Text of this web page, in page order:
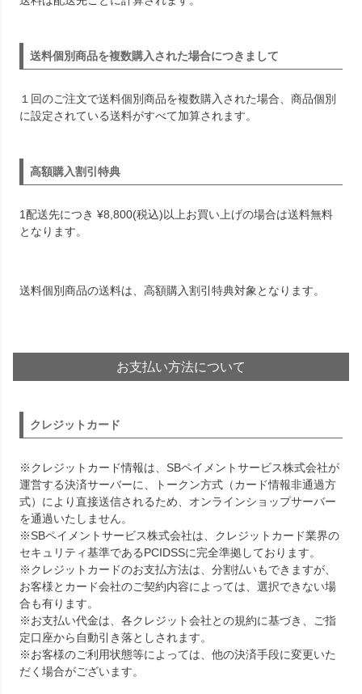
送料個別商品を複数購入された場合につきまして
１回のご注文で送料個別商品を複数購入された場合、商品個別
に設定されている送料がすべて加算されます。
高額購入割引特典
1配送先につき ¥8,800(税込)以上お買い上げの場合は送料無料
となります。
送料個別商品の送料は、高額購入割引特典対象となります。
お支払い方法について
クレジットカード
※クレジットカード情報は、SBペイメントサービス株式会社が
運営する決済サーバーに、トークン方式（カード情報非通過方
式）により直接送信されるため、オンラインショップサーバー
を通過いたしません。
※SBペイメントサービス株式会社は、クレジットカード業界の
セキュリティ基準であるPCIDSSに完全準拠しております。
※クレジットカードのお支払方法は、分割払いもできますが、
お客様とカード会社のご契約内容によっては、選択できない場
合も有ります。
※お支払い代金は、各クレジット会社との規約に基づき、ご指
定口座から自動引き落としされます。
※お客様のご利用状態等によっては、他の決済手段に変更いた
だく場合がございます。